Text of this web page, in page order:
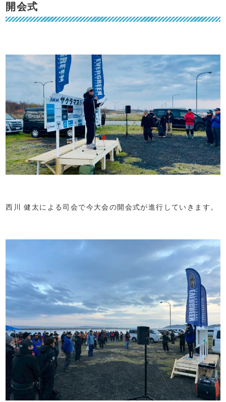
開会式
西川 健太による司会で今大会の開会式が進行していきます。